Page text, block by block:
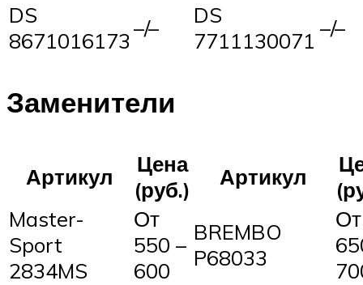
DS
8671016173–/–
DS
7711130071 –/–
Заменители
Артикул
Цена
(руб.)
Артикул
Master-
Sport
2834MS
От
550 –
600
BREMBO
P68033
От